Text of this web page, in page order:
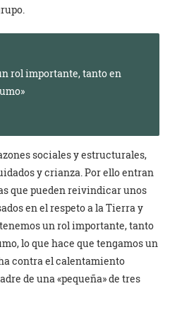
rol importante, tanto en
sociales y estructurales,
y crianza. Por ello entran
que pueden reivindicar unos
en el respeto a la Tierra y
un rol importante, tanto
lo que hace que tengamos un
contra el calentamiento
de una «pequeña» de tres